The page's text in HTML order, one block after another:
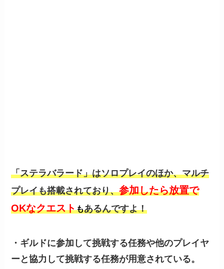
「ステラバラード」はソロプレイのほか、マルチ
プレイも搭載されており、参加したら放置で
OKなクエストもあるんですよ！
・ギルドに参加して挑戦する任務や他のプレイヤ
ーと協力して挑戦する任務が用意されている。